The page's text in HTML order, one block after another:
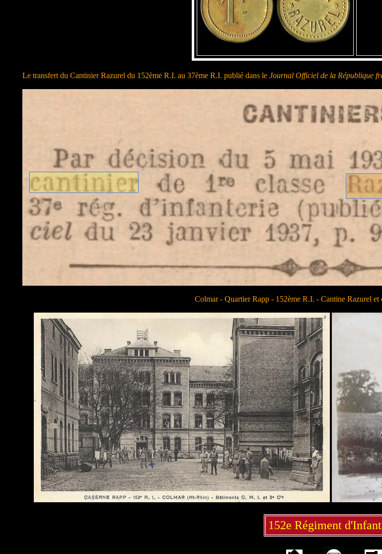
Le transfert du Cantinier Razurel du 152ème R.I. au 37ème R.I. publié dans le Journal Officiel de la République
Colmar - Quartier Rapp - 152ème R.I. - Cantine Razurel et
152e Régiment